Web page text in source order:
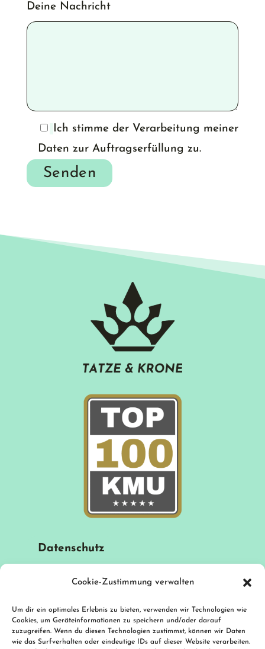
Cookie-Zustimmung verwalten
Um dir ein optimales Erlebnis zu bieten, verwenden wir Technologien wie
Cookies, um Geräteinformationen zu speichern und/oder darauf
zuzugreifen. Wenn du diesen Technologien zustimmst, können wir Daten
wie das Surfverhalten oder eindeutige IDs auf dieser Website verarbeiten.
Deine Nachricht
Ich stimme der Verarbeitung meiner
Daten zur Auftragserfüllung zu.
Datenschutz
Haftungsausschluss